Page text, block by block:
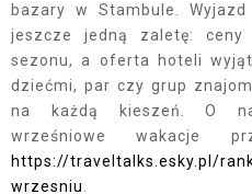
bazary w Stambule.
jeszcze jedną zaletę:
sezonu, a oferta hoteli
dziećmi, par czy grup
na każdą kieszeń. O
wrześniowe wakacje
https://traveltalks.esky.pl/
wrzesniu.